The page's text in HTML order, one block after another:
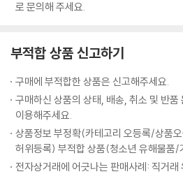
경쟁 우위로서의 데이터
당신의 AI에게 전화를 거는 나의 AI
내일의 컴퓨팅\
요보다 더 커질 수도 있습니다.” (...) 상상
을 모방하거나 드러내 보이도록 가르칠 수
시다니 정말 유감입니다.” AI 시스템은 얼
대가 얼마나 마음이 상했는지 판단할 수 있
문을 재구성하고 해당 질문에 대한 접근법
고유의 능력이다. (400~402쪽)
--- 본문 중에서
가 각종 산업에서 AI를 어떻게 활용할 수 있
- R. ‘레이’ 왕 (콘스털레이션 리서치 수석 분석가
로 문의해 주세요.
부적합 상품 신고하기
구매에 부적합한 상품은 신고해주세요.
구매하신 상품의 상태, 배송, 취소 및 반
이용해주세요.
상품정보 부정확(카테고리 오등록/상품
허위등록) 부적합 상품(청소년 유해물품/
전자상거래에 어긋나는 판매사례: 직거래